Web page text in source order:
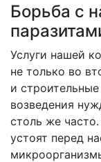
Борьба с
Услуги нашей
не только во
и
возведения
столь же
устоят перед